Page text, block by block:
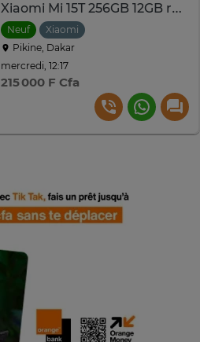
Xiaomi Mi 15T 256GB 12GB ram
Neuf
Xiaomi
Pikine, Dakar
mercredi, 12:17
215 000 F Cfa